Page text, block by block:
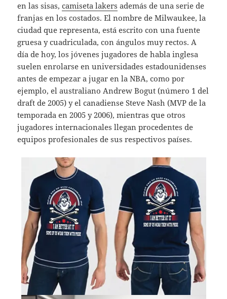
en las sisas,camiseta lakers además de una serie de
franjas en los costados. El nombre de Milwaukee, la
ciudad que representa, está escrito con una fuente
gruesa y cuadriculada, con ángulos muy rectos. A
día de hoy, los jóvenes jugadores de habla inglesa
suelen enrolarse en universidades estadounidenses
antes de empezar a jugar en la NBA, como por
ejemplo, el australiano Andrew Bogut (número 1 del
draft de 2005) y el canadiense Steve Nash (MVP de la
temporada en 2005 y 2006), mientras que otros
jugadores internacionales llegan procedentes de
equipos profesionales de sus respectivos países.